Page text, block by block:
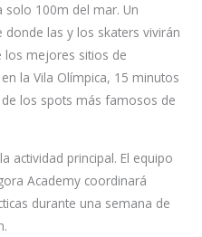
solo 100m del mar. Un
las y los skaters vivirán
los mejores sitios de
la Vila Olímpica, 15 minutos
los spots más famosos de
actividad principal. El equipo
Academy coordinará
durante una semana de